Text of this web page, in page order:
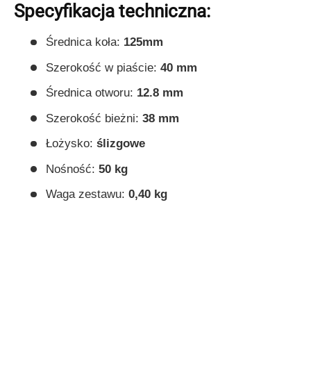
Specyfikacja techniczna:
Średnica koła: 125mm
Szerokość w piaście: 40 mm
Średnica otworu: 12.8 mm
Szerokość bieżni: 38 mm
Łożysko: ślizgowe
Nośność: 50 kg
Waga zestawu: 0,40 kg